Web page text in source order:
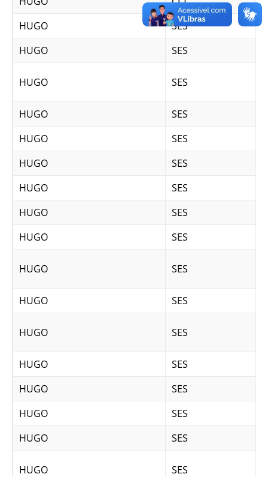
HUGO
SES
HUGO
SES
HUGO SES
HUGO
SES
HUGO
SES
HUGO
SES
HUGO
SES
HUGO
SES
HUGO
SES
HUGO SES
HUGO SES
HUGO SES
HUGO
SES
HUGO
SES
HUGO
SES
HUGO
SES
HUGO SES